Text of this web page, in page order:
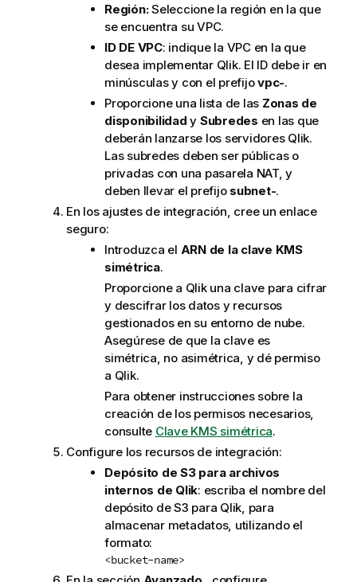
Región:Seleccione la región en la que
se encuentra su VPC.
ID DE VPC: indique la VPC en la que
desea implementar Qlik. El ID debe ir en
minúsculas y con el prefijovpc-.
Proporcione una lista de las Zonas de
disponibilidad y Subredes en las que
deberán lanzarse los servidores Qlik.
Las subredes deben ser públicas o
privadas con una pasarela NAT, y
deben llevar el prefijo subnet-.
En los ajustes de integración, cree un enlace
seguro:
Introduzca el ARN de la clave KMS
simétrica.
Proporcione a Qlikuna clave para cifrar
y descifrar los datos y recursos
gestionados en su entorno de nube.
Asegúrese de que la clave es
simétrica, no asimétrica, y dé permiso
a Qlik.
Para obtener instrucciones sobre la
creación de los permisos necesarios,
consulte Clave KMS simétrica.
Configure los recursos de integración:
Depósito de S3 para archivos
internos de Qlik: escriba el nombre del
depósito de S3 para Qlik, para
almacenar metadatos, utilizando el
formato:
<bucket-name>